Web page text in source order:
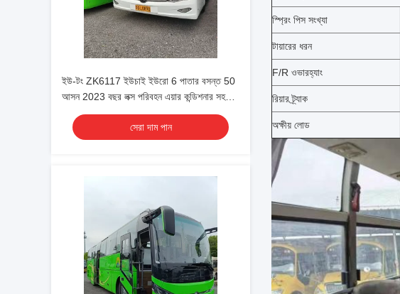
ইউ-টং ZK6117 ইউচাই ইউরো 6 পাতার বসন্ত 50
আসন 2023 বছর লক্স পরিবহন এয়ার কন্ডিশনার সহ
শাটল বা দীর্ঘ দূরত্বের জন্য
সেরা দাম পান
স্প্রিং পিস সংখ্যা
টায়ারের ধরন
F/R ওভারহ্যাং
রিয়ার ট্র্যাক
অক্ষীয় লোড